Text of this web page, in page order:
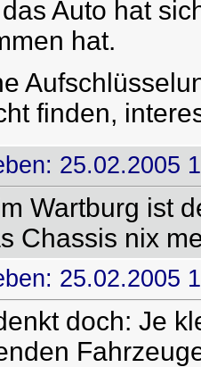
Auto hat
hat.
finden,
25.02.2005
Wartburg ist
Chassis nix
25.02.2005
doch: Je